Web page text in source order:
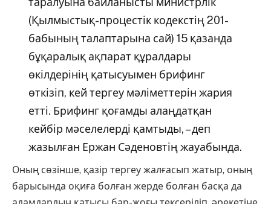
(Қылмыстық-процестік кодекстің 201-
бабының талаптарына сай) 15 қазанда
бұқаралық ақпарат құралдары
өкілдерінің қатысуымен брифинг
өткізіп, кей тергеу мәліметтерін жария
етті. Брифинг қоғамды алаңдатқан
кейбір мәселелерді қамтыды, – деп
жазылған Ержан Сәденовтің жауабында.
Оның сөзінше, қазір тергеу жалғасып жатыр, оның
барысында оқиға болған жерде болған басқа да